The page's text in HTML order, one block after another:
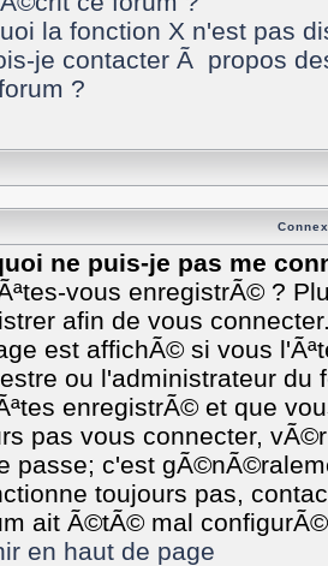
la fonction X n'est pas
je contacter Ã propos
?
ne puis-je pas me
vous enregistrÃ© ?
afin de vous
est affichÃ© si vous
ou l'administrateur du
enregistrÃ© et que
pas vous connecter,
passe; c'est
toujours pas,
ait Ã©tÃ© mal
en haut de page